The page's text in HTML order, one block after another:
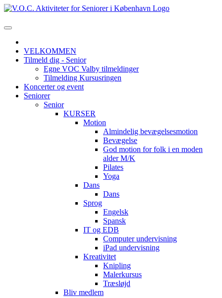
VELKOMMEN
Tilmeld dig - Senior
Egne VOC Valby tilmeldinger
Tilmelding Kursusringen
Koncerter og event
Seniorer
Senior
KURSER
Motion
Almindelig bevægelsesmotion
Bevægelse
God motion for folk i en moden
alder M/K
Pilates
Yoga
Dans
Dans
Sprog
Engelsk
Spansk
IT og EDB
Computer undervisning
iPad undervisning
Kreativitet
Knipling
Malerkursus
Træsløjd
Bliv medlem